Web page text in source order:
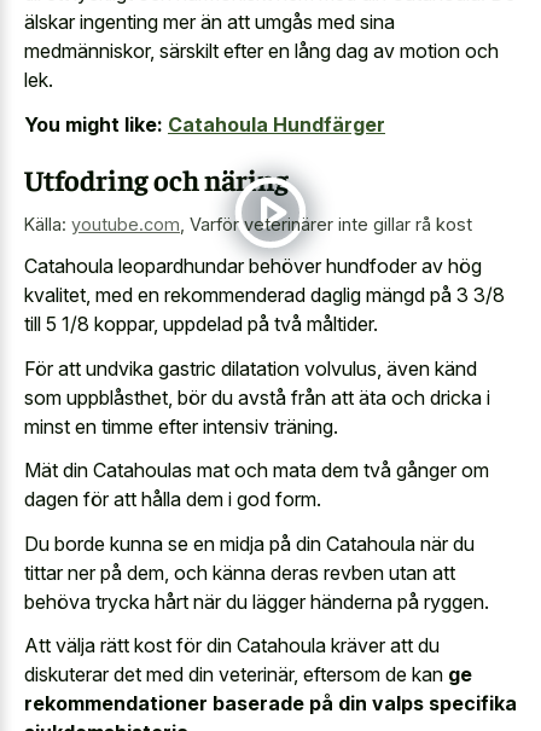
älskar ingenting mer än att umgås med sina
medmänniskor, särskilt efter en lång dag av motion och
lek.
You might like: Catahoula Hundfärger
Utfodring och näring
Källa: youtube.com Varför veterinärer inte gillar rå kost
Catahoula leopardhundar behöver hundfoder av hög
kvalitet, med en rekommenderad daglig mängd på 3 3/8
till 5 1/8 koppar, uppdelad på två måltider.
För att undvika gastric dilatation volvulus, även känd
som uppblåsthet, bör du avstå från att äta och dricka i
minst en timme efter intensiv träning.
Mät din Catahoulas mat och mata dem två gånger om
dagen för att hålla dem i god form.
Du borde kunna se en midja på din Catahoula när du
tittar ner på dem, och känna deras revben utan att
behöva trycka hårt när du lägger händerna på ryggen.
Att välja rätt kost för din Catahoula kräver att du
diskuterar det med din veterinär, eftersom de kan ge
rekommendationer baserade på din valps specifika